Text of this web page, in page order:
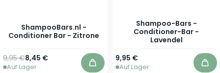
ShampooBars.nl -
Conditioner Bar - Zitrone
Sonderpreis
8,45 €
Regulärer Preis
9,95 €
Auf Lager In den Warenkorb
Shampoo-Bars -
Conditioner-Bar -
Lavendel
9,95 €
Auf Lager In